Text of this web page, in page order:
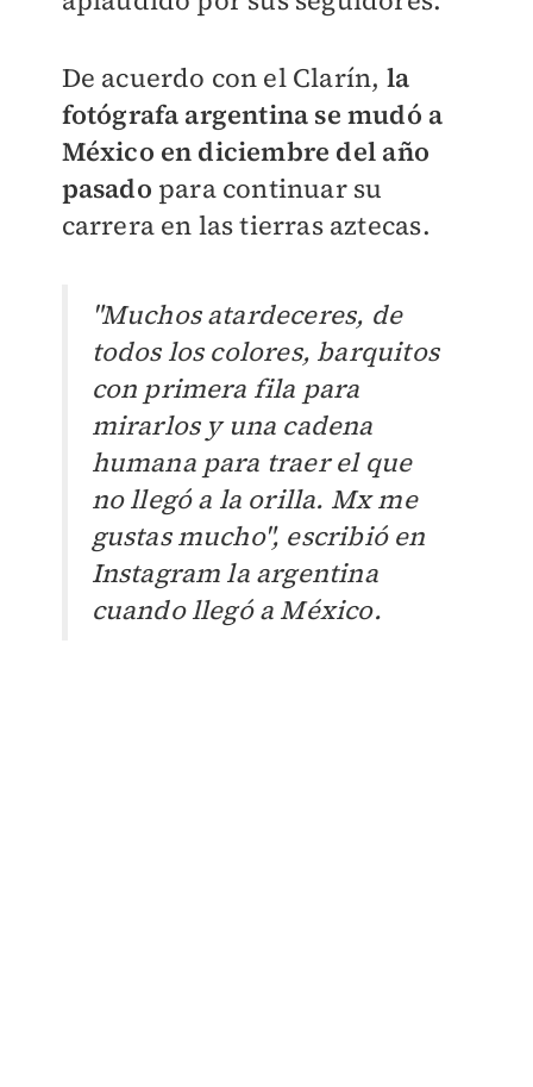
De acuerdo con el Clarín, la
fotógrafa argentina se mudó a
México en diciembre del año
pasado para continuar su
carrera en las tierras aztecas.
"Muchos atardeceres, de
todos los colores, barquitos
con primera fila para
mirarlos y una cadena
humana para traer el que
no llegó a la orilla. Mx me
gustas mucho", escribió en
Instagram la argentina
cuando llegó a México.